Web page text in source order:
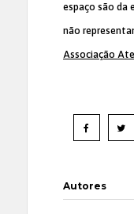
espaço são da
não
Associação
Autores